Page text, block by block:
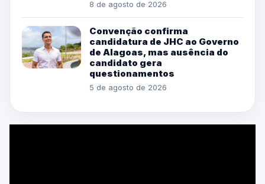
8 de agosto de 2026
Convenção confirma
candidatura de JHC ao Governo
de Alagoas, mas ausência do
candidato gera
questionamentos
5 de agosto de 2026